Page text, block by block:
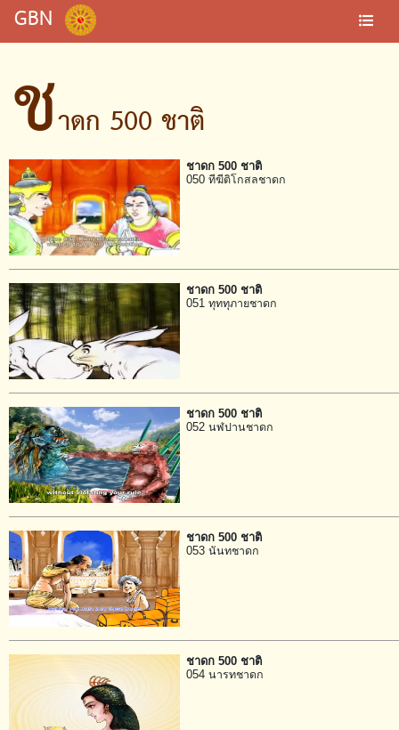
GBN
ชาดก 500 ชาติ
ชาดก 500 ชาติ
050 ทีฆีติโกสลชาดก
ชาดก 500 ชาติ
051 ทุททุภายชาดก
ชาดก 500 ชาติ
052 นฬปานชาดก
ชาดก 500 ชาติ
053 นันทชาดก
ชาดก 500 ชาติ
054 นารทชาดก